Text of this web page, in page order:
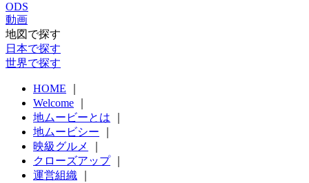
ODS
動画
地図で探す
日本で探す
世界で探す
HOME
Welcome
地ムービーとは
地ムービシー
映級グルメ
クローズアップ｜
運営組織